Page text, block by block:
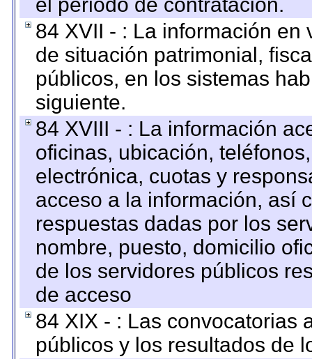
84 XVII - : La información
de situación patrimonial,
públicos, en los sistemas
siguiente.
84 XVIII - : La información
oficinas, ubicación,
electrónica, cuotas y
acceso a la información, así
respuestas dadas por los
nombre, puesto, domicilio
de los servidores públicos
de acceso
84 XIX - : Las convocatorias
públicos y los resultados de